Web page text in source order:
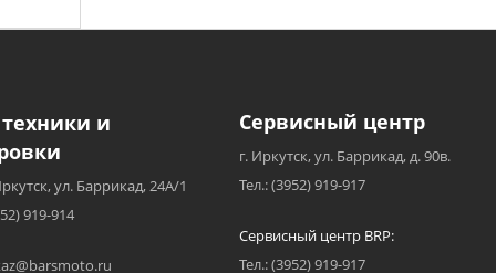
и
ул. Баррикад, 24А/1
919-914
Сервисный центр
г. Иркутск, ул. Баррикад, д. 90в.
Тел.: (3952) 919-917
Сервисный центр BRP:
Тел.: (3952) 919-917